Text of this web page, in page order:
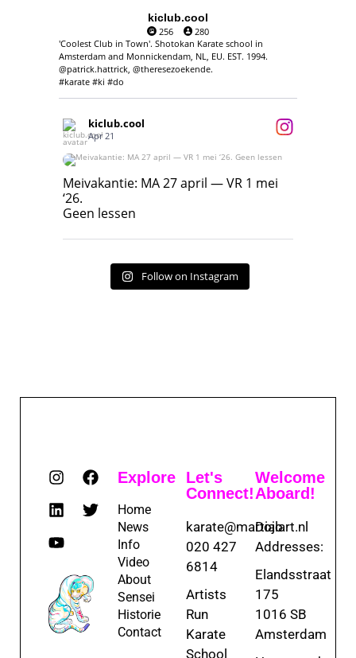
kiclub.cool
256
280
'Coolest Club in Town'. Shotokan Karate school in
Amsterdam and Monnickendam, NL, EU. EST. 1994.
@patrick.hattrick, @theresezoekende.
#karate #ki #do
kiclub.cool
Apr 21
Meivakantie: MA 27 april — VR 1 mei ‘26.
Geen lessen
Meivakantie: MA 27 april — VR 1 mei
‘26.
Geen lessen
Follow on Instagram
Explore
Home
News
Info
Video
About
Sensei
Historie
Contact
Let's
Connect!
karate@martialart.nl
020 427
6814
Artists
Run
Karate
School
Welcome
Aboard!
Dojo
Addresses:
Elandsstraat
175
1016 SB
Amsterdam